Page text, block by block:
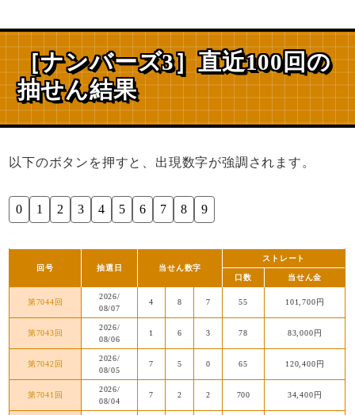
［ナンバーズ3］直近100回の
抽せん結果
以下のボタンを押すと、出現数字が強調されます。
0 1 2 3 4 5 6 7 8 9
回号 抽選日 当せん数字
ストレート
口数 当せん金
第7044回
2026/
08/07
4 8 7 55 101,700円
第7043回
2026/
08/06
1 6 3 78 83,000円
第7042回
2026/
08/05
7 5 0 65 120,400円
第7041回
2026/
08/04
7 2 2 700 34,400円